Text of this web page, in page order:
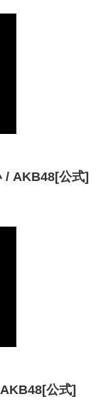
/ AKB48[公式]
公式]